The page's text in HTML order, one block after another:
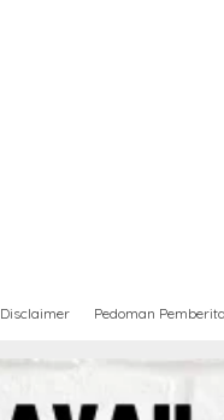
Disclaimer Pedoman